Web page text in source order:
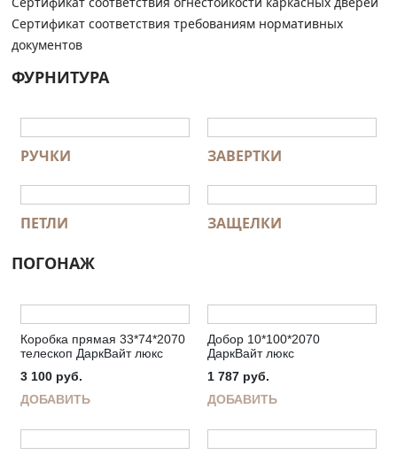
Сертификат соответствия требованиям нормативных
документов
ФУРНИТУРА
РУЧКИ ЗАВЕРТКИ
ПЕТЛИ ЗАЩЕЛКИ
ПОГОНАЖ
Коробка прямая 33*74*2070
телескоп ДаркВайт люкс
3 100 руб.
ДОБАВИТЬ
Добор 10*100*2070
ДаркВайт люкс
1 787 руб.
ДОБАВИТЬ